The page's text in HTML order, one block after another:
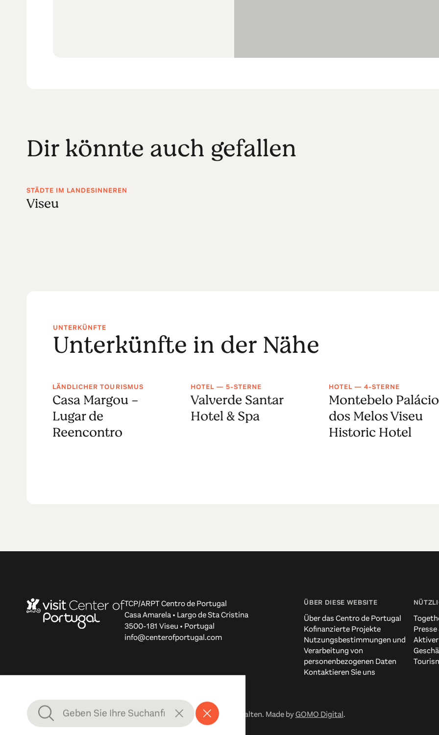
Dir könnte auch gefallen
STÄDTE IM LANDESINNEREN
Viseu
UNTERKÜNFTE
Unterkünfte in der Nähe
LÄNDLICHER TOURISMUS
Casa Margou -
Lugar de
Reencontro
HOTEL — 5-STERNE
Valverde Santar
Hotel & Spa
HOTEL — 4-STERNE
Montebelo Palácio
dos Melos Viseu
Historic Hotel
TCP/ARPT Centro de Portugal
Casa Amarela • Largo de Sta Cristina
3500-181 Viseu • Portugal
info@centerofportugal.com
ÜBER DIESE WEBSITE
Über das Centro de Portugal
Kofinanzierte Projekte
Nutzungsbestimmungen und
Verarbeitung von
personenbezogenen Daten
Kontaktieren Sie uns
Presse
© 2012-2026 TCP/ARPT Centro de Portugal. Alle Rechte vorbehalten. Made byGOMO Digital.